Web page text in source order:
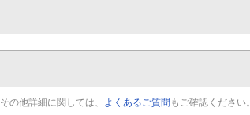
その他詳細に関しては、 よくあるご質問もご確認ください。